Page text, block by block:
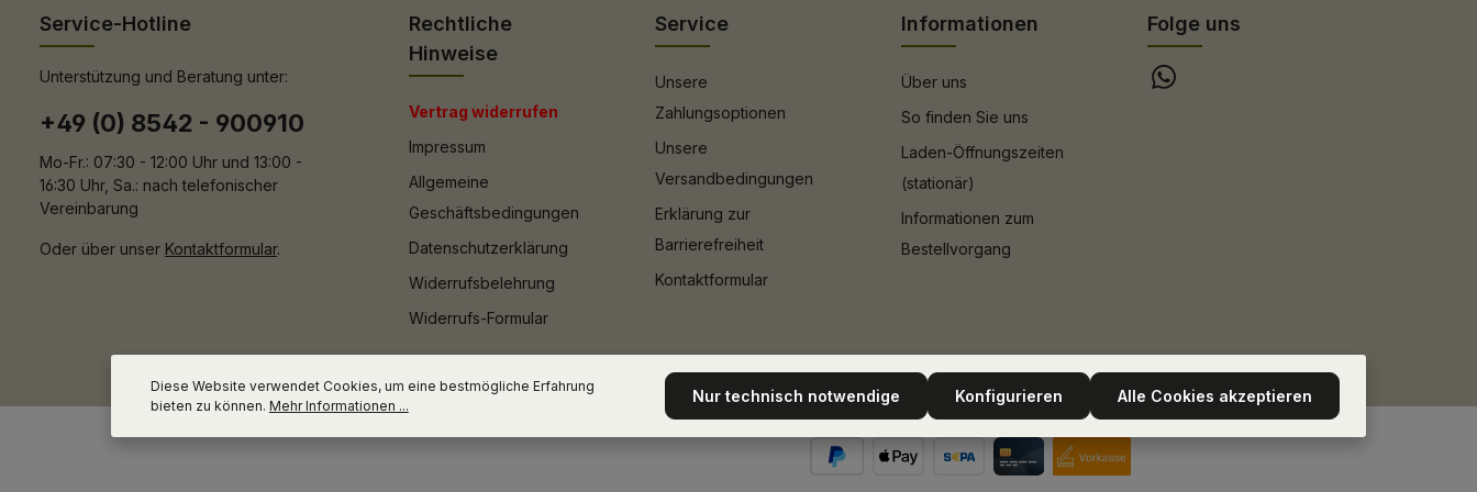
Service-Hotline
Unterstützung und Beratung unter:
+49 (0) 8542 - 900910
Mo-Fr.: 07:30 - 12:00 Uhr und 13:00 -
16:30 Uhr, Sa.: nach telefonischer
Vereinbarung
Oder über unser Kontaktformular.
Rechtliche
Hinweise
Vertrag widerrufen
Impressum
Allgemeine
Geschäftsbedingungen
Datenschutzerklärung
Widerrufsbelehrung
Widerrufs-Formular
Service
Unsere
Zahlungsoptionen
Unsere
Versandbedingungen
Erklärung zur
Barrierefreiheit
Kontaktformular
Informationen
Über uns
So finden Sie uns
Laden-Öffnungszeiten
(stationär)
Informationen zum
Bestellvorgang
Folge uns
Diese Website verwendet Cookies, um eine bestmögliche Erfahrung
bieten zu können. Mehr Informationen ... Nur technisch notwendige Konfigurieren Alle Cookies akzeptieren